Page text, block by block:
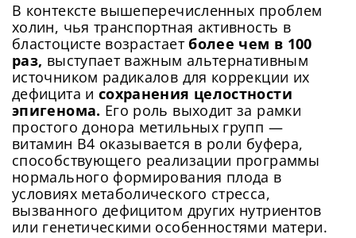
В контексте вышеперечисленных проблем
холин, чья транспортная активность в
бластоцисте возрастаетболее чем в 100
раз, выступает важным альтернативным
источником радикалов для коррекции их
дефицита и сохранения целостности
эпигенома. Его роль выходит за рамки
простого донора метильных групп —
витамин B4 оказывается в роли буфера,
способствующего реализации программы
нормального формирования плода в
условиях метаболического стресса,
вызванного дефицитом других нутриентов
или генетическими особенностями матери.